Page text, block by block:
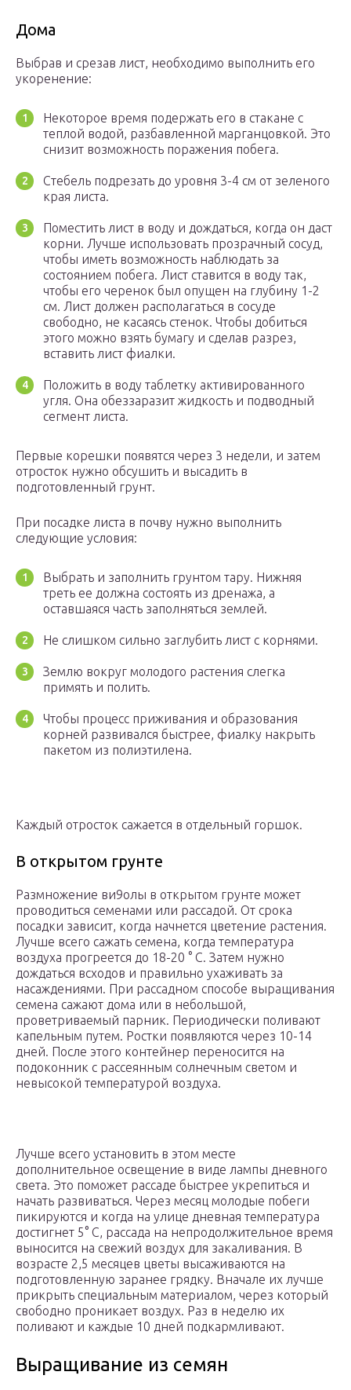
Дома
Выбрав и срезав лист, необходимо выполнить его
укоренение:
Некоторое время подержать его в стакане с
теплой водой, разбавленной марганцовкой. Это
снизит возможность поражения побега.
Стебель подрезать до уровня 3-4 см от зеленого
края листа.
Поместить лист в воду и дождаться, когда он даст
корни. Лучше использовать прозрачный сосуд,
чтобы иметь возможность наблюдать за
состоянием побега. Лист ставится в воду так,
чтобы его черенок был опущен на глубину 1-2
см. Лист должен располагаться в сосуде
свободно, не касаясь стенок. Чтобы добиться
этого можно взять бумагу и сделав разрез,
вставить лист фиалки.
Положить в воду таблетку активированного
угля. Она обеззаразит жидкость и подводный
сегмент листа.
Первые корешки появятся через 3 недели, и затем
отросток нужно обсушить и высадить в
подготовленный грунт.
При посадке листа в почву нужно выполнить
следующие условия:
Выбрать и заполнить грунтом тару. Нижняя
треть ее должна состоять из дренажа, а
оставшаяся часть заполняться землей.
Не слишком сильно заглубить лист с корнями.
Землю вокруг молодого растения слегка
примять и полить.
Чтобы процесс приживания и образования
корней развивался быстрее, фиалку накрыть
пакетом из полиэтилена.
Каждый отросток сажается в отдельный горшок.
В открытом грунте
Размножение ви9олы в открытом грунте может
проводиться семенами или рассадой. От срока
посадки зависит, когда начнется цветение растения.
Лучше всего сажать семена, когда температура
воздуха прогреется до 18-20 ° С. Затем нужно
дождаться всходов и правильно ухаживать за
насаждениями. При рассадном способе выращивания
семена сажают дома или в небольшой,
проветриваемый парник. Периодически поливают
капельным путем. Ростки появляются через 10-14
дней. После этого контейнер переносится на
подоконник с рассеянным солнечным светом и
невысокой температурой воздуха.
Лучше всего установить в этом месте
дополнительное освещение в виде лампы дневного
света. Это поможет рассаде быстрее укрепиться и
начать развиваться. Через месяц молодые побеги
пикируются и когда на улице дневная температура
достигнет 5° С, рассада на непродолжительное время
выносится на свежий воздух для закаливания. В
возрасте 2,5 месяцев цветы высаживаются на
подготовленную заранее грядку. Вначале их лучше
прикрыть специальным материалом, через который
свободно проникает воздух. Раз в неделю их
поливают и каждые 10 дней подкармливают.
Выращивание из семян